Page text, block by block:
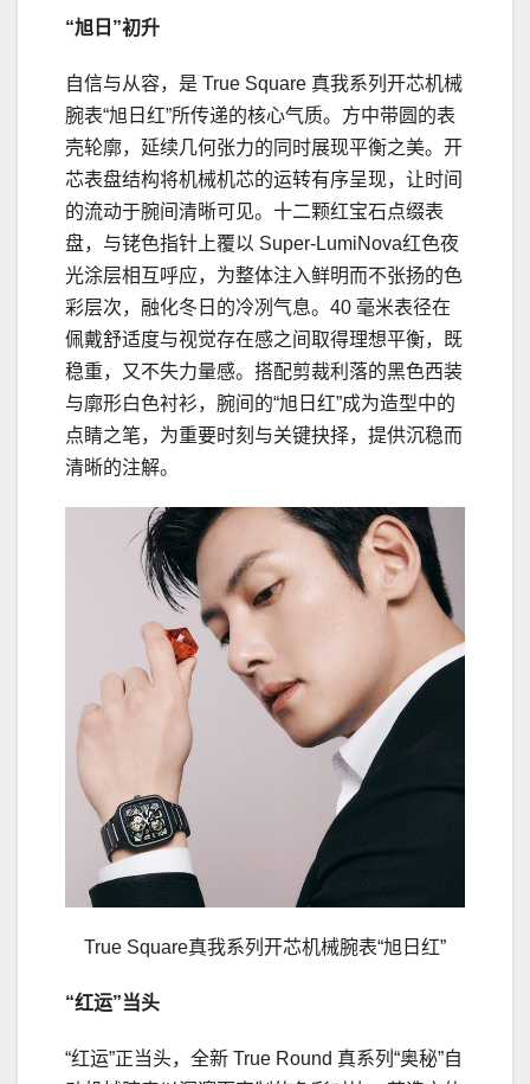
“旭日”初升
自信与从容，是 True Square 真我系列开芯机械
腕表“旭日红”所传递的核心气质。方中带圆的表
壳轮廓，延续几何张力的同时展现平衡之美。开
芯表盘结构将机械机芯的运转有序呈现，让时间
的流动于腕间清晰可见。十二颗红宝石点缀表
盘，与铑色指针上覆以 Super-LumiNova红色夜
光涂层相互呼应，为整体注入鲜明而不张扬的色
彩层次，融化冬日的冷冽气息。40 毫米表径在
佩戴舒适度与视觉存在感之间取得理想平衡，既
稳重，又不失力量感。搭配剪裁利落的黑色西装
与廓形白色衬衫，腕间的“旭日红”成为造型中的
点睛之笔，为重要时刻与关键抉择，提供沉稳而
清晰的注解。
True Square真我系列开芯机械腕表“旭日红”
“红运”当头
“红运”正当头，全新 True Round 真系列“奥秘”自